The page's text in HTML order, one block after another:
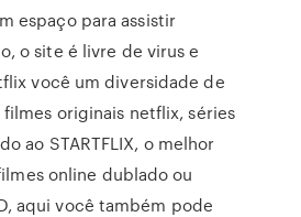
espaço para assistir
o site é livre de virus e
você um diversidade de
originais netflix, séries
ao STARTFLIX, o melhor
online dublado ou
aqui você também pode